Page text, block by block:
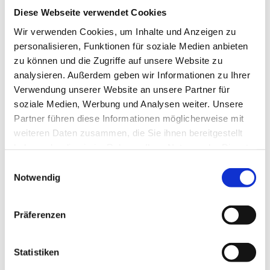
Diese Webseite verwendet Cookies
Wir verwenden Cookies, um Inhalte und Anzeigen zu
personalisieren, Funktionen für soziale Medien anbieten
zu können und die Zugriffe auf unsere Website zu
analysieren. Außerdem geben wir Informationen zu Ihrer
Verwendung unserer Website an unsere Partner für
soziale Medien, Werbung und Analysen weiter. Unsere
Partner führen diese Informationen möglicherweise mit
weiteren Daten zusammen, die Sie ihnen bereitgestellt
Notwendig
Präferenzen
Statistiken
Beschwerde­recht bei der zuständigen Aufsichts­
behörde
Im Falle von Verstößen gegen die DSGVO steht den
Betroffenen ein Beschwerderecht bei einer
Aufsichtsbehörde, insbesondere in dem Mitgliedstaat
oder des Orts des mutmaßlichen Verstoßes zu. Das
Beschwerderecht besteht unbeschadet anderweitiger
Rechtsbehelfe.